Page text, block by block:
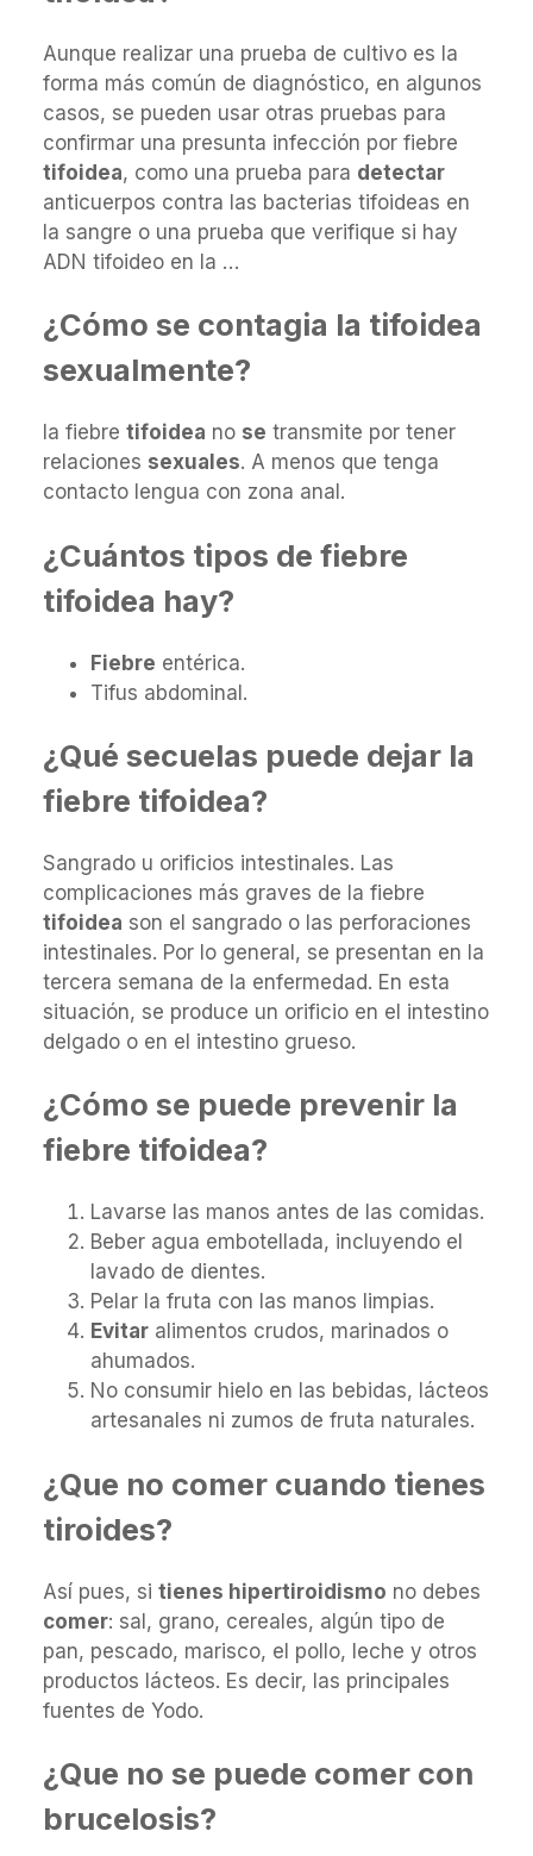
Aunque realizar una prueba de cultivo es la
forma más común de diagnóstico, en algunos
casos, se pueden usar otras pruebas para
confirmar una presunta infección por fiebre
tifoidea, como una prueba para detectar
anticuerpos contra las bacterias tifoideas en
la sangre o una prueba que verifique si hay
ADN tifoideo en la …
¿Cómo se contagia la tifoidea
sexualmente?
la fiebre tifoidea no se transmite por tener
relaciones sexuales. A menos que tenga
contacto lengua con zona anal.
¿Cuántos tipos de fiebre
tifoidea hay?
Fiebre entérica.
Tifus abdominal.
¿Qué secuelas puede dejar la
fiebre tifoidea?
Sangrado u orificios intestinales. Las
complicaciones más graves de la fiebre
tifoidea son el sangrado o las perforaciones
intestinales. Por lo general, se presentan en la
tercera semana de la enfermedad. En esta
situación, se produce un orificio en el intestino
delgado o en el intestino grueso.
¿Cómo se puede prevenir la
fiebre tifoidea?
Lavarse las manos antes de las comidas.
Beber agua embotellada, incluyendo el
lavado de dientes.
Pelar la fruta con las manos limpias.
Evitar alimentos crudos, marinados o
ahumados.
No consumir hielo en las bebidas, lácteos
artesanales ni zumos de fruta naturales.
¿Que no comer cuando tienes
tiroides?
Así pues, si tienes hipertiroidismo no debes
comer: sal, grano, cereales, algún tipo de
pan, pescado, marisco, el pollo, leche y otros
productos lácteos. Es decir, las principales
fuentes de Yodo.
¿Que no se puede comer con
brucelosis?